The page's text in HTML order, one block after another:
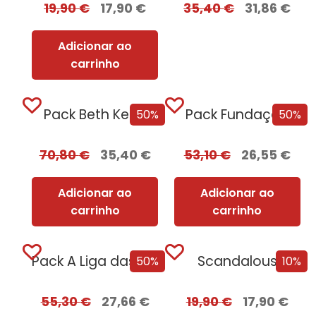
19,90€ 17,90 €
Adicionar ao
carrinho
35,40€ 31,86 €
50%
Pack Beth Kerry
70,80€ 35,40 €
Adicionar ao
carrinho
50%
Pack Fundação
53,10€ 26,55 €
Adicionar ao
carrinho
50%
Pack A Liga das Mulheres Extraordinárias
55,30€ 27,66 €
10%
Scandalous
19,90€ 17,90 €